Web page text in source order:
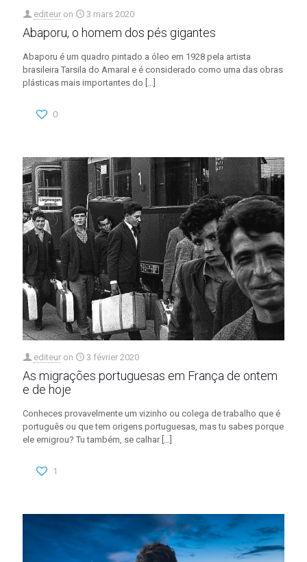
editeur on 3 mars 2020
Abaporu, o homem dos pés gigantes
Abaporu é um quadro pintado a óleo em 1928 pela artista
brasileira Tarsila do Amaral e é considerado como uma das obras
plásticas mais importantes do […]
0
editeur on 3 février 2020
As migrações portuguesas em França de ontem
e de hoje
Conheces provavelmente um vizinho ou colega de trabalho que é
português ou que tem origens portuguesas, mas tu sabes porque
ele emigrou? Tu também, se calhar[…]
1